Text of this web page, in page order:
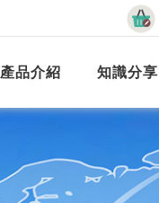
產品介紹 知識分享